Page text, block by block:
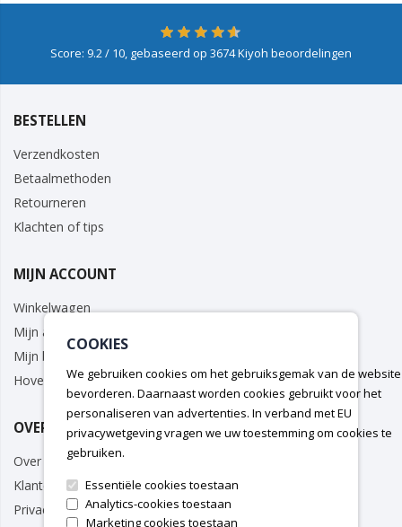
Score: 9.2/ 10, gebaseerd op 3674Kiyoh beoordelingen
BESTELLEN
Verzendkosten
Betaalmethoden
Retourneren
Klachten of tips
MIJN ACCOUNT
Winkelwagen
Mijn account
Mijn bestellingen
Hovenier/Zakelijk
OVER ONS
Over ons
Klantenservice
Privacy Policy
COOKIES
We gebruiken cookies om het gebruiksgemak van de
bevorderen. Daarnaast worden cookies gebruikt voor het
personaliseren van advertenties. In verband met EU
privacywetgeving vragen we uw toestemming om cookies te
gebruiken.
Essentiële cookies toestaan
Marketing cookies toestaan
Analytics-cookies toestaan